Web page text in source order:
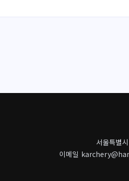
서울특별
이메일